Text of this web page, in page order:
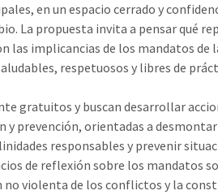
en un espacio cerrado y
La propuesta invita a pensar qué
las implicancias de los mandatos de
respetuosos y libres de
gratuitos y buscan desarrollar
y prevención, orientadas a
responsables y prevenir
de reflexión sobre los mandatos
violenta de los conflictos y la